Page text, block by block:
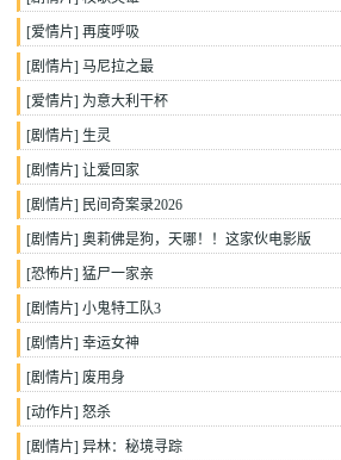
[爱情片]再度呼吸
[剧情片]马尼拉之最
[爱情片] 为意大利干杯
[剧情片] 生灵
[剧情片]让爱回家
[剧情片] 民间奇案录2026
[剧情片]奥莉佛是狗，天哪！！这家伙电影版
[恐怖片]猛尸一家亲
[剧情片]小鬼特工队3
[剧情片]幸运女神
[剧情片]废用身
[动作片]怒杀
[剧情片]异林：秘境寻踪